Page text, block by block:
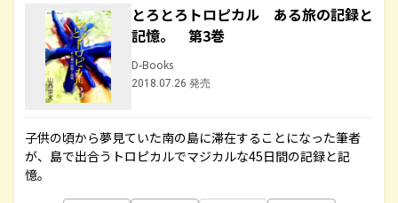
とろとろトロピカル ある旅の記録と
記憶。 第3巻
D-Books
2018.07.26 発売
子供の頃から夢見ていた南の島に滞在することになった筆者
が、島で出合うトロピカルでマジカルな45日間の記録と記
憶。